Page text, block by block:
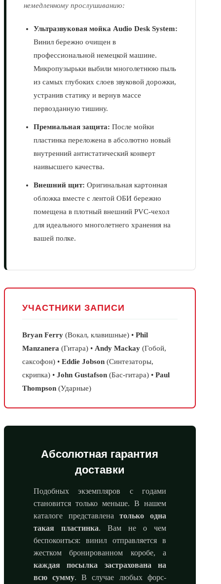
немедленному прослушиванию:
Ультразвуковая мойка Audio Desk System:
Винил бережно очищен в
профессиональной немецкой машине.
Микропузырьки выбили многолетнюю пыль
из самых глубоких слоев звуковой дорожки,
устранив статику и вернув массе
первозданную тишину.
Премиальная защита: После мойки
пластинка переложена в абсолютно новый
внутренний антистатический конверт
наивысшего качества.
Внешний щит: Оригинальная картонная
обложка вместе с лентой ОБИ бережно
помещена в плотный внешний PVC-чехол
для идеального многолетнего хранения на
вашей полке.
УЧАСТНИКИ ЗАПИСИ
Bryan Ferry (Вокал, клавишные) • Phil
Manzanera (Гитара) • Andy Mackay (Гобой,
саксофон) • Eddie Jobson (Синтезаторы,
скрипка) • John Gustafson (Бас-гитара) • Paul
Thompson (Ударные)
Абсолютная гарантия
доставки
Подобных экземпляров с годами
становится только меньше. В нашем
каталоге представленатолько одна
такая пластинка. Вам не о чем
беспокоиться: винил отправляется в
жестком бронированном коробе, а
каждая посылка застрахована на
всю сумму. В случае любых форс-